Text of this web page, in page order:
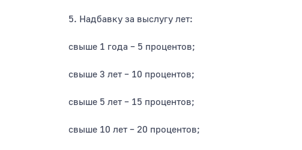
5. Надбавку за выслугу лет:
свыше 1 года – 5 процентов;
свыше 3 лет – 10 процентов;
свыше 5 лет – 15 процентов;
свыше 10 лет – 20 процентов;